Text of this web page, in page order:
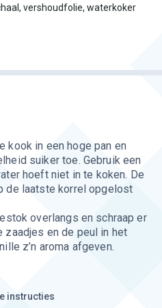
vershoudfolie, waterkoker
kook in een hoge pan en
suiker toe. Gebruik een
hoeft niet in te koken. De
de laatste korrel opgelost
overlangs en schraap er
zaadjes en de peul in het
z’n aroma afgeven.
instructies